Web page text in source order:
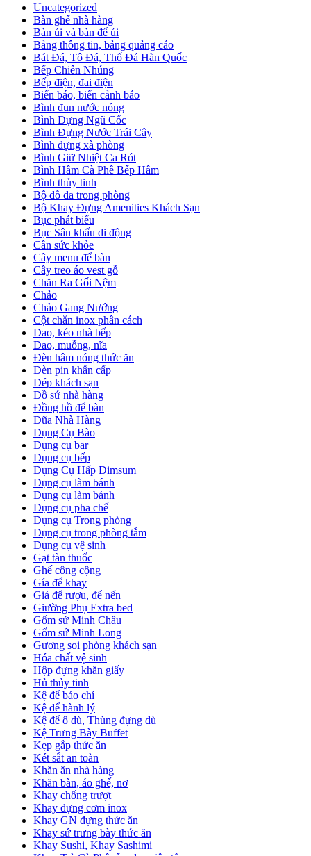
Uncategorized
Bàn ghế nhà hàng
Bàn ủi và bàn để ủi
Bảng thông tin, bảng quảng cáo
Bát Đá, Tô Đá, Thố Đá Hàn Quốc
Bếp Chiên Nhúng
Bếp điện, đai điện
Biển báo, biển cảnh báo
Bình đun nước nóng
Bình Đựng Ngũ Cốc
Bình Đựng Nước Trái Cây
Bình đựng xà phòng
Bình Giữ Nhiệt Ca Rót
Bình Hâm Cà Phê Bếp Hâm
Bình thủy tinh
Bộ đồ da trong phòng
Bộ Khay Đựng Amenities Khách Sạn
Bục phát biểu
Bục Sân khấu di động
Cân sức khỏe
Cây menu để bàn
Cây treo áo vest gỗ
Chăn Ra Gối Nệm
Chảo
Chảo Gang Nướng
Cột chắn inox phân cách
Dao, kéo nhà bếp
Dao, muỗng, nĩa
Đèn hâm nóng thức ăn
Đèn pin khẩn cấp
Dép khách sạn
Đồ sứ nhà hàng
Đồng hồ để bàn
Đũa Nhà Hàng
Dụng Cụ Bào
Dụng cụ bar
Dụng cụ bếp
Dụng Cụ Hấp Dimsum
Dụng cụ làm bánh
Dụng cụ làm bánh
Dụng cụ pha chế
Dụng cụ Trong phòng
Dụng cụ trong phòng tắm
Dụng cụ vệ sinh
Gạt tàn thuốc
Ghế công cộng
Gía để khay
Giá để rượu, để nến
Giường Phụ Extra bed
Gốm sứ Minh Châu
Gốm sứ Minh Long
Gương soi phòng khách sạn
Hóa chất vệ sinh
Hộp đựng khăn giấy
Hủ thủy tinh
Kệ để báo chí
Kệ để hành lý
Kệ để ô dù, Thùng đựng dù
Kệ Trưng Bày Buffet
Kẹp gắp thức ăn
Két sắt an toàn
Khăn ăn nhà hàng
Khăn bàn, áo ghế, nơ
Khay chống trượt
Khay đựng cơm inox
Khay GN đựng thức ăn
Khay sứ trưng bày thức ăn
Khay Sushi, Khay Sashimi